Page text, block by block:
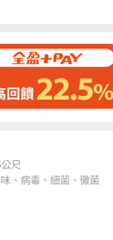
尺
、病毒、細菌、黴菌